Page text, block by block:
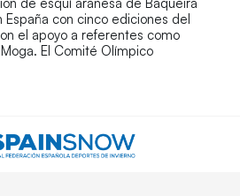
con cinco ediciones del
el apoyo a referentes como
El Comité Olímpico